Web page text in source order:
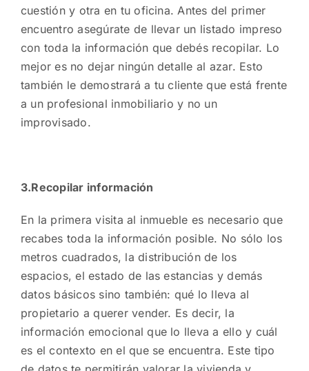
cuestión y otra en tu oficina. Antes del primer
encuentro asegúrate de llevar un listado impreso
con toda la información que debés recopilar. Lo
mejor es no dejar ningún detalle al azar. Esto
también le demostrará a tu cliente que está frente
a un profesional inmobiliario y no un
improvisado.
3.Recopilar información
En la primera visita al inmueble es necesario que
recabes toda la información posible. No sólo los
metros cuadrados, la distribución de los
espacios, el estado de las estancias y demás
datos básicos sino también: qué lo lleva al
propietario a querer vender. Es decir, la
información emocional que lo lleva a ello y cuál
es el contexto en el que se encuentra. Este tipo